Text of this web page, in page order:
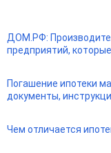
ДОМ.РФ:
предприятий,
Погашение ипотеки
документы,
Чем отличается